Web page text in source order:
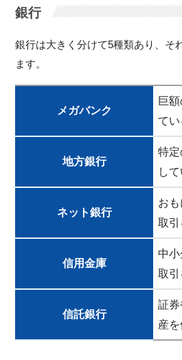
銀行
銀行は大きく分けて5種類あり、そ
ます。
メガバンク
巨
て
地方銀行
特
し
ネット銀行
お
取引
信用金庫
中
取引
信託銀行
証
産